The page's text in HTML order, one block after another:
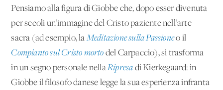
Pensiamo alla figura di Giobbe che, dopo esser divenuta
per secoli un’immagine del Cristo paziente nell’arte
sacra (ad esempio, laMeditazione sulla Passioneo il
Compianto sul Cristo morto del Carpaccio), si trasforma
in un segno personale nellaRipresa di Kierkegaard: in
Giobbe il filosofo danese legge la sua esperienza infranta